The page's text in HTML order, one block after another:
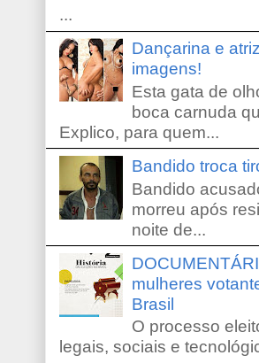
...
Dançarina e
imagens!
Esta gata de
boca carnuda
Explico, para quem...
Bandido troca
Bandido
morreu após
noite de...
mulheres
Brasil
O processo
legais, sociais e